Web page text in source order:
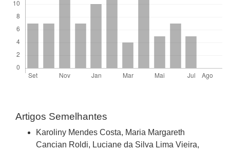
Artigos Semelhantes
Karoliny Mendes Costa, Maria Margareth
Cancian Roldi, Luciane da Silva Lima Vieira,